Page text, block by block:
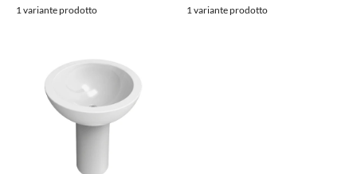
1 variante prodotto
1 variante prodotto